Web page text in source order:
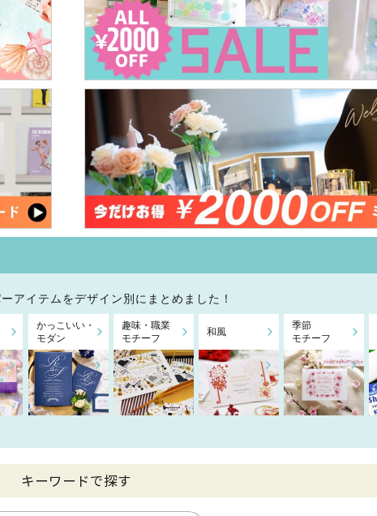
アイテムをデザイン別にまとめました！
かっこいい・
モダン
趣味・職業
モチーフ
和風
季節
モチーフ
キーワードで探す